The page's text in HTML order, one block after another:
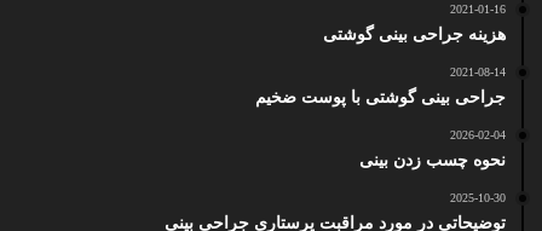
2021-01-16
هزینه جراحی بینی گوشتی
2021-08-14
جراحی بینی گوشتی با پوست ضخیم
2026-02-04
نحوه چسب زدن بینی
2025-10-30
توضیحاتی در مورد مراقبت پرستاری جراحی بینی